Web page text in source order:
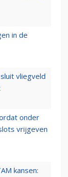
in de
vliegveld
onder
vrijgeven
kansen: